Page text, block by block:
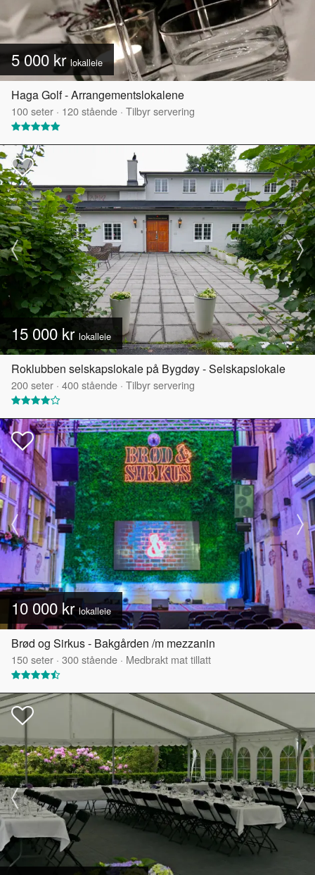
5 000 kr lokalleie
Haga Golf - Arrangementslokalene
100seter · 120stående · Tilbyr servering
15 000 kr lokalleie
Roklubben selskapslokale på Bygdøy - Selskapslokale
200seter · 400stående · Tilbyr servering
10 000 kr lokalleie
Brød og Sirkus - Bakgården /m mezzanin
150seter · 300stående · Medbrakt mat tillatt